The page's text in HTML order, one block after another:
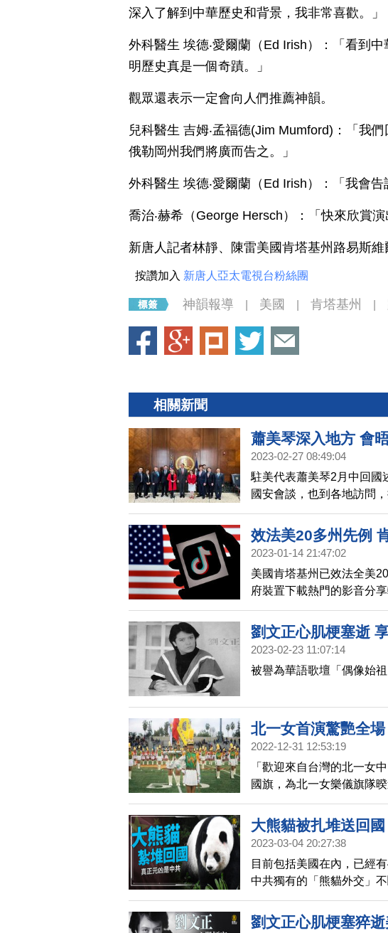
深入了解到中華歷史和背景，我非常喜歡。」
外科醫生 埃德‧愛爾蘭（Ed Irish）：「看到
明歷史真是一個奇蹟。」
觀眾還表示一定會向人們推薦神韻。
兒科醫生 吉姆‧孟福德(Jim Mumford)：「我
俄勒岡州我們將廣而告之。」
外科醫生 埃德‧愛爾蘭（Ed Irish）：「我會告
喬治‧赫希（George Hersch）：「快來欣賞演
新唐人記者林靜、陳雷美國肯塔基州路易斯
按讚加入 新唐人亞太電視台粉絲團
神韻報導 美國 肯塔基州
相關新聞
蕭美琴深入地方 會
2023-02-27 08:49:04
駐美代表蕭美琴2月中回國
國安會談，也到各地訪問
州長，盼深化美台關係。
效法美20多州先例
2023-01-14 21:47:02
美國肯塔基州已效法全美
府裝置下載熱門的影音分享
劉文正心肌梗塞逝
2023-02-23 11:07:14
被譽為華語歌壇「偶像始
北一女首演驚艷全
2022-12-31 12:53:19
「歡迎來自台灣的北一女
國旗，為北一女樂儀旗隊
說：「看到國旗差點哭出
大熊貓被扎堆送回
2023-03-04 20:27:38
目前包括美國在內，已經
中共獨有的「熊貓外交」
劉文正心肌梗塞猝